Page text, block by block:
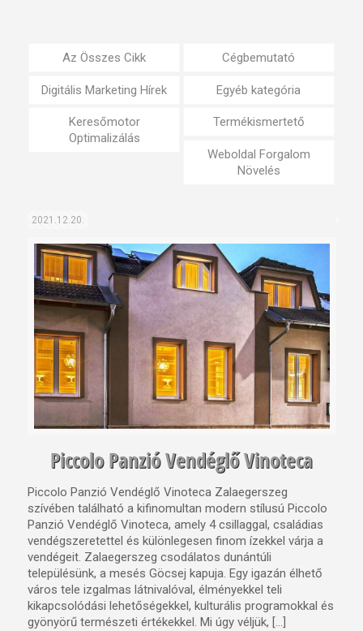
Az Összes Cikk Cégbemutató
Digitális Marketing Hírek Egyéb kategória
Keresőmotor
Optimalizálás
Termékismertető
Weboldal Forgalom
Növelés
2021.12.20.
Piccolo Panzió Vendéglő Vinoteca
Piccolo Panzió Vendéglő Vinoteca Zalaegerszeg
szívében található a kifinomultan modern stílusú Piccolo
Panzió Vendéglő Vinoteca, amely 4 csillaggal, családias
vendégszeretettel és különlegesen finom ízekkel várja a
vendégeit. Zalaegerszeg csodálatos dunántúli
településünk, a mesés Göcsej kapuja. Egy igazán élhető
város tele izgalmas látnivalóval, élményekkel teli
kikapcsolódási lehetőségekkel, kulturális programokkal és
gyönyörű természeti értékekkel. Mi úgy véljük, […]